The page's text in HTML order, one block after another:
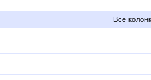
Все